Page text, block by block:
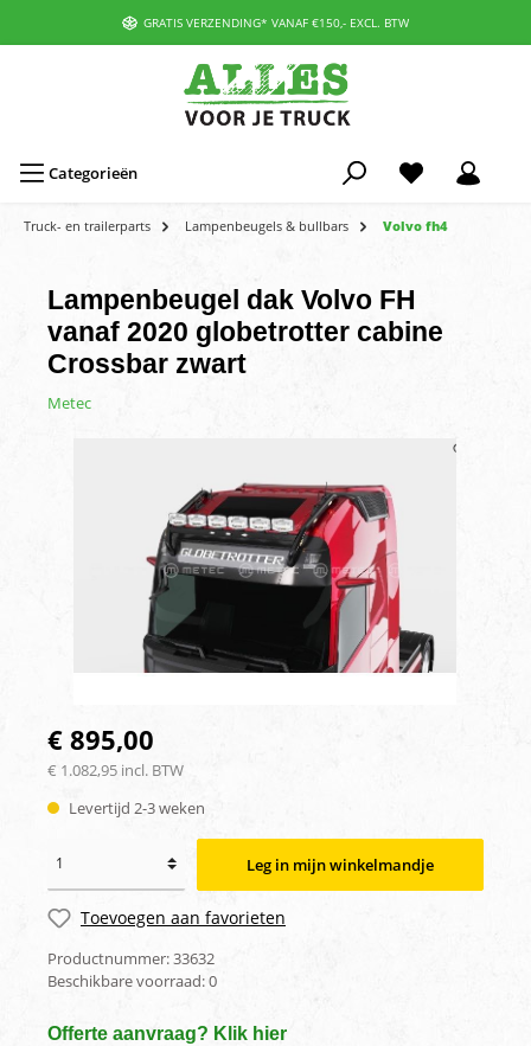
GRATIS VERZENDING* VANAF €150,- EXCL. BTW
Categorieën
Truck- en trailerparts Lampenbeugels & bullbars Volvo fh4
Lampenbeugel dak Volvo FH
vanaf 2020 globetrotter cabine
Crossbar zwart
Metec
€ 895,00
€ 1.082,95 incl. BTW
Levertijd 2-3 weken
Leg in mijn winkelmandje
Toevoegen aan favorieten
Productnummer:33632
Beschikbare voorraad:0
Offerte aanvraag? Klik hier